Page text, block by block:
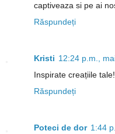
captiveaza si pe ai
Răspundeți
Kristi 12:24 p.m.,
Inspirate creațiile
Răspundeți
Poteci de dor 1:44